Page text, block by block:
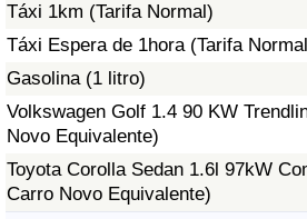
Táxi 1km (Tarifa Normal)
Táxi Espera de 1hora (Tarifa
Gasolina (1 litro)
Volkswagen Golf 1.4 90 KW
Novo Equivalente)
Toyota Corolla Sedan 1.6l 97kW
Carro Novo Equivalente)